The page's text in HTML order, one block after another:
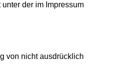
der im Impressum
von nicht ausdrücklich